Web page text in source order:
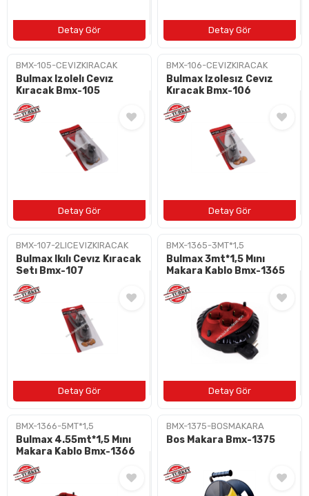
BMX-105-CEVIZKIRACAK
Bulmax Izolelı Cevız
Kıracak Bmx-105
BMX-106-CEVIZKIRACAK
Bulmax Izolesız Cevız
Kıracak Bmx-106
BMX-107-2LICEVIZKIRACAK
Bulmax Ikılı Cevız Kıracak
Setı Bmx-107
BMX-1365-3MT*1,5
Bulmax 3mt*1,5 Mını
Makara Kablo Bmx-1365
BMX-1366-5MT*1,5
Bulmax 4.55mt*1,5 Mını
Makara Kablo Bmx-1366
BMX-1375-BOSMAKARA
Bos Makara Bmx-1375